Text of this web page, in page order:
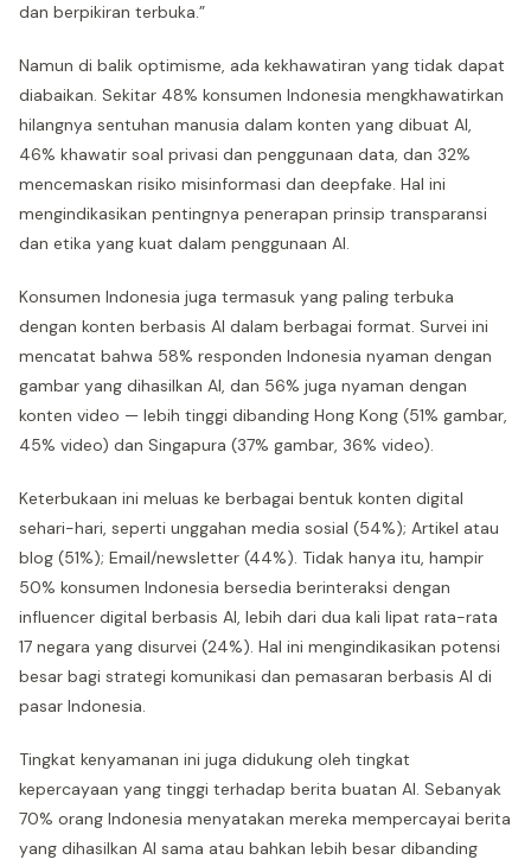
dan berpikiran terbuka.”
Namun di balik optimisme, ada kekhawatiran yang tidak dapat
diabaikan. Sekitar 48% konsumen Indonesia mengkhawatirkan
hilangnya sentuhan manusia dalam konten yang dibuat AI,
46% khawatir soal privasi dan penggunaan data, dan 32%
mencemaskan risiko misinformasi dan deepfake. Hal ini
mengindikasikan pentingnya penerapan prinsip transparansi
dan etika yang kuat dalam penggunaan AI.
Konsumen Indonesia juga termasuk yang paling terbuka
dengan konten berbasis AI dalam berbagai format. Survei ini
mencatat bahwa 58% responden Indonesia nyaman dengan
gambar yang dihasilkan AI, dan 56% juga nyaman dengan
konten video — lebih tinggi dibanding Hong Kong (51% gambar,
45% video) dan Singapura (37% gambar, 36% video).
Keterbukaan ini meluas ke berbagai bentuk konten digital
sehari-hari, seperti unggahan media sosial (54%); Artikel atau
blog (51%); Email/newsletter (44%). Tidak hanya itu, hampir
50% konsumen Indonesia bersedia berinteraksi dengan
influencer digital berbasis AI, lebih dari dua kali lipat rata-rata
17 negara yang disurvei (24%). Hal ini mengindikasikan potensi
besar bagi strategi komunikasi dan pemasaran berbasis AI di
pasar Indonesia.
Tingkat kenyamanan ini juga didukung oleh tingkat
kepercayaan yang tinggi terhadap berita buatan AI. Sebanyak
70% orang Indonesia menyatakan mereka mempercayai berita
yang dihasilkan AI sama atau bahkan lebih besar dibanding